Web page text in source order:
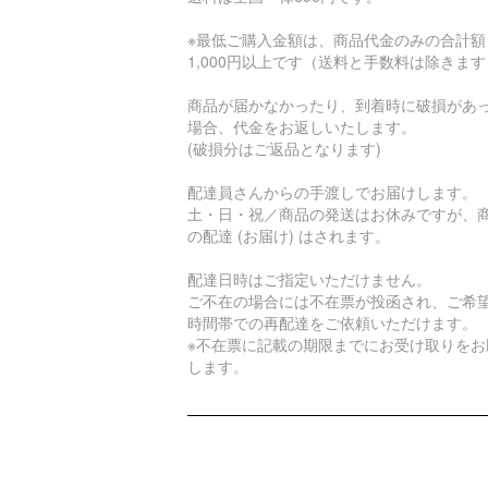
※最低ご購入金額は、商品代金のみの合計額
1,000円以上です（送料と手数料は除きます
商品が届かなかったり、到着時に破損があ
場合、代金をお返しいたします。
(破損分はご返品となります)
配達員さんからの手渡しでお届けします。
土・日・祝／商品の発送はお休みですが、
の配達 (お届け) はされます。
配達日時はご指定いただけません。
ご不在の場合には不在票が投函され、ご希
時間帯での再配達をご依頼いただけます。
※不在票に記載の期限までにお受け取りを
します。